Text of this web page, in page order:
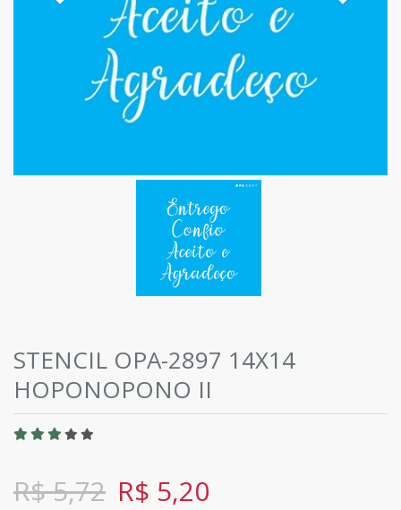
STENCIL OPA-2897 14X14
HOPONOPONO II
R$ 5,72 R$ 5,20